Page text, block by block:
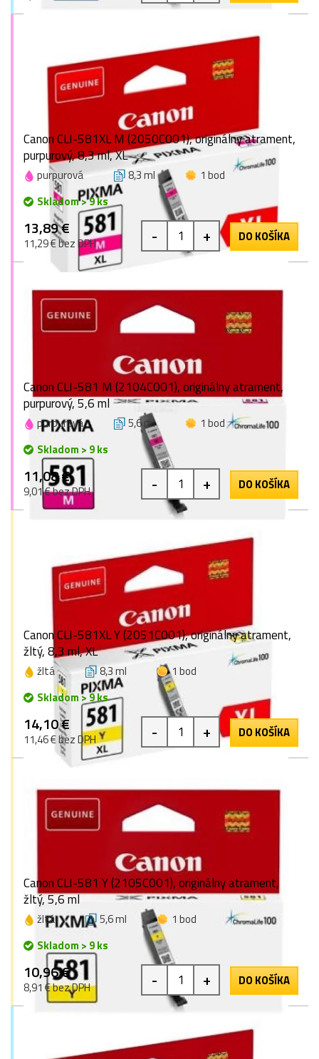
Canon CLI-581XL M (2050C001), originálny atrament,
purpurový, 8,3 ml, XL
purpurová 8,3 ml
1 bod
Skladom > 9 ks
13,89 €
11,29 € bez DPH - + DO KOŠÍKA
Canon CLI-581 M (2104C001), originálny atrament,
purpurový, 5,6 ml
purpurová 5,6 ml
1 bod
Skladom > 9 ks
11,08 €
9,01 € bez DPH - + DO KOŠÍKA
Canon CLI-581XL Y (2051C001), originálny atrament,
žltý, 8,3 ml, XL
žltá 8,3 ml
1 bod
Skladom > 9 ks
14,10 €
11,46 € bez DPH - + DO KOŠÍKA
Canon CLI-581 Y (2105C001), originálny atrament,
žltý, 5,6 ml
žltá 5,6 ml
1 bod
Skladom > 9 ks
10,96 €
8,91 € bez DPH - + DO KOŠÍKA